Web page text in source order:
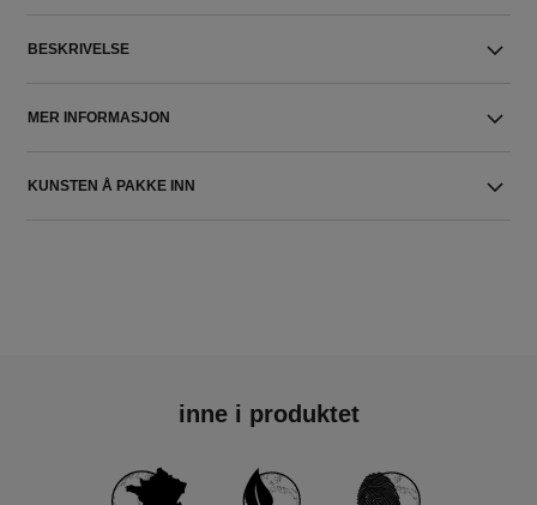
BESKRIVELSE
MER INFORMASJON
KUNSTEN Å PAKKE INN
inne i produktet